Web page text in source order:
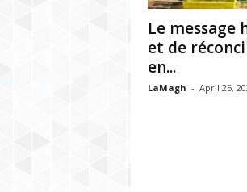
h
Le message
et de
en...
LaMagh - April 25,